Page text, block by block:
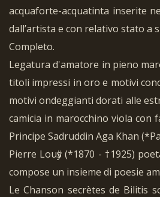
acquaforte-acquatinta inserite
dall’artista e con relativo stato a
Completo.
Legatura d'amatore in pieno
titoli impressi in oro e motivi
motivi ondeggianti dorati alle
camicia in marocchino viola
Principe Sadruddin Aga Khan
Pierre Louӱs (*1870 - †1925)
compose un insieme di poesie
Le Chanson secrètes de Bilitis